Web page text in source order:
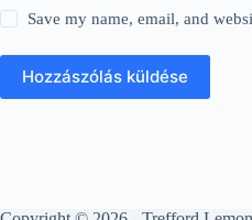
Save my name, email, and
Hozzászólás küldése